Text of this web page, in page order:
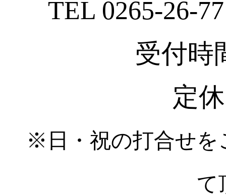
TEL 0265-26-
受付時
定
※日・祝の打合せを
て